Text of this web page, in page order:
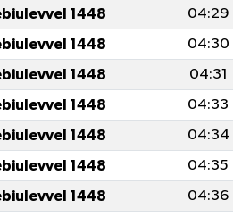
1448 04:29
1448 04:30
1448 04:31
1448 04:33
1448 04:34
1448 04:35
1448 04:36